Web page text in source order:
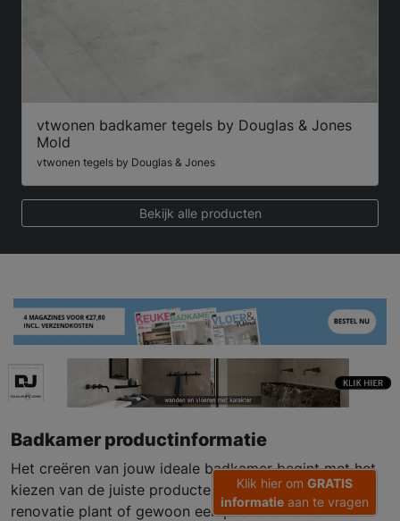
vtwonen badkamer tegels by Douglas & Jones
Mold
vtwonen tegels by Douglas & Jones
Bekijk alle producten
Badkamer productinformatie
Het creëren van jouw ideale badkamer begint met het
kiezen van de juiste producten. Of je nu een volledige
renovatie plant of gewoon een paar elementen wilt
Klik hier om GRATIS
informatie aan te vragen